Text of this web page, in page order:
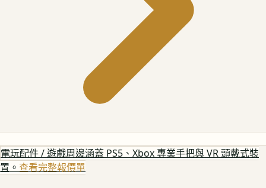
電玩配件 / 遊戲周邊涵蓋 PS5、Xbox 專業手把與 VR 頭戴式裝
置。 查看完整報價單